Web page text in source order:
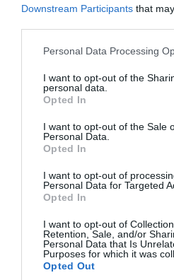
Downstream Participants that
Please note that this website/app
not limited to your visit or usage
grant or deny consent to Google
use your data for below specified
consent section.
Personal Data Processing
I want to opt-out of the
personal data.
Opted In
I want to opt-out of the Sale
Personal Data.
Opted In
I want to opt-out of
Personal Data for Targeted
Opted In
I want to opt-out of
Retention, Sale, and/or
Personal Data that Is
Purposes for which it was
Opted Out